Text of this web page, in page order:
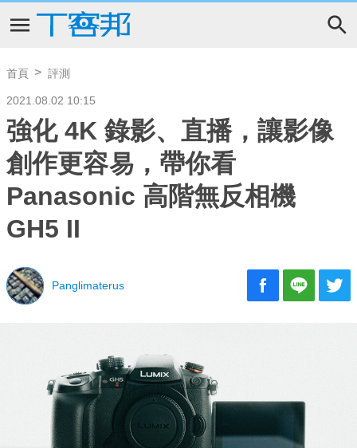
首頁 評測
2021.08.02 10:15
強化 4K 錄影、直播，讓影像
創作更容易，帶你看
Panasonic ⾼階無反相機
GH5 II
Panglimaterus